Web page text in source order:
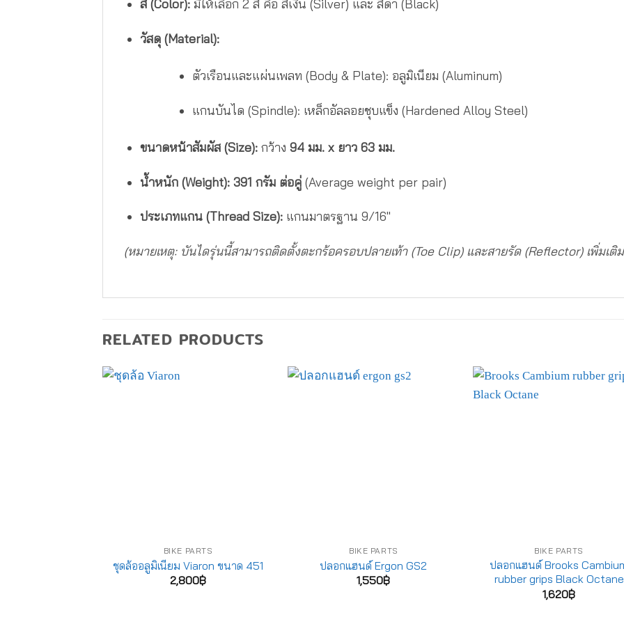
สี (Color):มีให้เลือก 2 สี คือ สีเงิน (Silver) และ สีดำ (Black)
วัสดุ (Material):
ตัวเรือนและแผ่นเพลท (Body & Plate): อลูมิเนียม (Aluminum)
แกนบันได (Spindle): เหล็กอัลลอยชุบแข็ง (Hardened Alloy Steel)
ขนาดหน้าสัมผัส (Size):กว้าง 94 มม. x ยาว 63 มม.
น้ำหนัก (Weight): 391 กรัม ต่อคู่(Average weight per pair)
ประเภทแกน (Thread Size):แกนมาตรฐาน 9/16″
(หมายเหตุ: บันไดรุ่นนี้สามารถติดตั้งตะกร้อครอบปลายเท้า (Toe Clip) และสายรัด (Reflector) เพิ่มเติ
RELATED PRODUCTS
BIKE PARTS
ชุดล้ออลูมิเนียม Viaron ขนาด 451
2,800฿
BIKE PARTS
ปลอกแฮนด์ Ergon GS2
1,550฿
BIKE PARTS
ปลอกแฮนด์ Brooks
rubber grips Black Octane
1,620฿